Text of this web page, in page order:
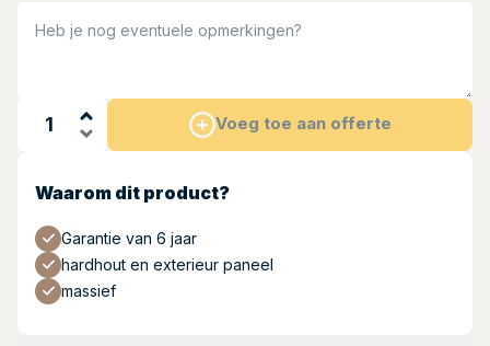
Heb je nog eventuele opmerkingen?
Voeg toe aan offerte
Waarom dit product?
Garantie van 6 jaar
hardhout en exterieur paneel
massief